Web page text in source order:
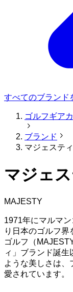
すべてのブランド
ゴルフギア
ブランド
マジェステ
マジェ
MAJESTY
1971年にマルマ
り日本のゴルフ界
ゴルフ（
ィ」ブランド誕
ような美しさは、
愛されています。